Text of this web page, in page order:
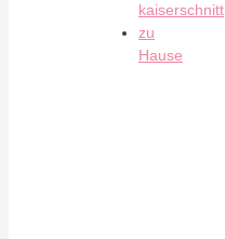
kaiserschnitt
zu
Hause